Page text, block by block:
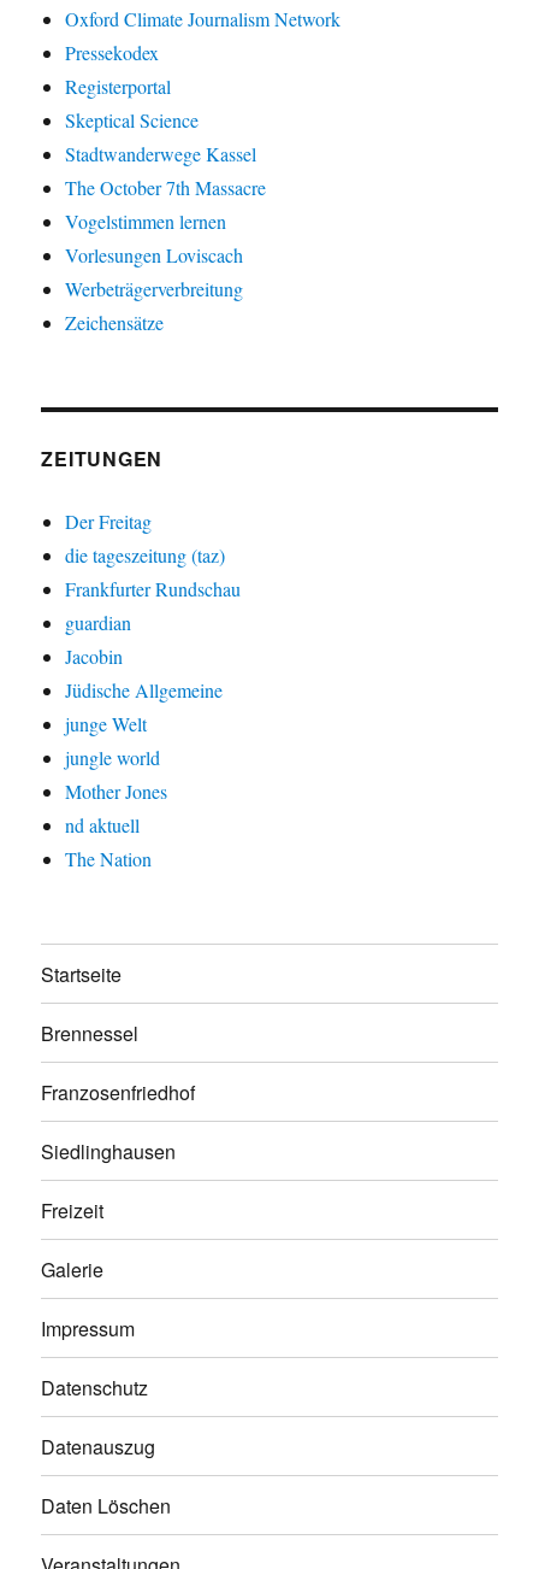
Oxford Climate Journalism Network
Pressekodex
Registerportal
Skeptical Science
Stadtwanderwege Kassel
The October 7th Massacre
Vogelstimmen lernen
Vorlesungen Loviscach
Werbeträgerverbreitung
Zeichensätze
ZEITUNGEN
Der Freitag
die tageszeitung (taz)
Frankfurter Rundschau
guardian
Jacobin
Jüdische Allgemeine
junge Welt
jungle world
Mother Jones
nd aktuell
The Nation
Startseite
Brennessel
Franzosenfriedhof
Siedlinghausen
Freizeit
Galerie
Impressum
Datenschutz
Datenauszug
Daten Löschen